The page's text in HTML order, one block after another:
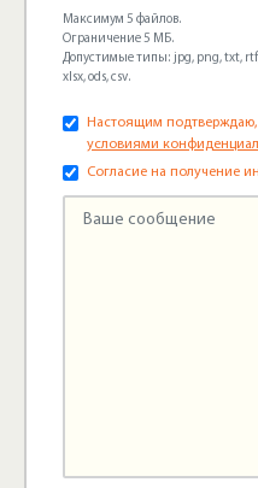
Максимум 5 файлов.
Ограничение 5 МБ.
Допустимые типы: jpg, png, txt, rtf,
xlsx, ods, csv.
Настоящим подтверждаю,
условиями
Согласие на получение